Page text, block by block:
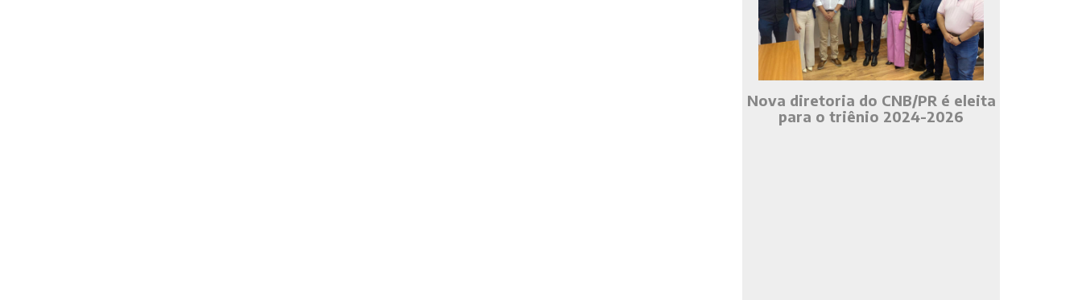
Nova diretoria do CNB/PR é eleita
para o triênio 2024-2026